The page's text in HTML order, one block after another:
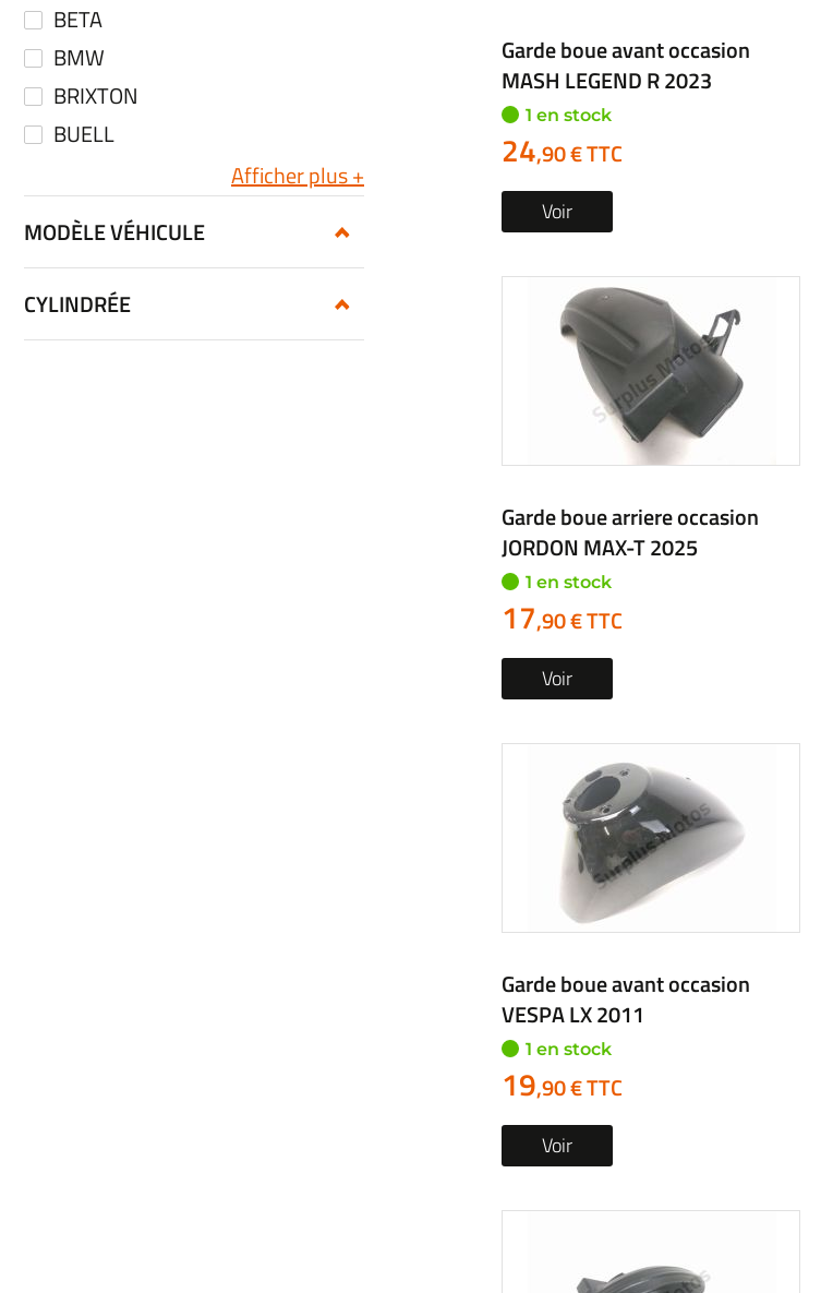
Garde boue avant occasion
MASH LEGEND R 2023
1 en stock
24,90 € TTC
Voir
Garde boue arriere occasion
JORDON MAX-T 2025
1 en stock
17,90 € TTC
Voir
Garde boue avant occasion
VESPA LX 2011
1 en stock
19,90 € TTC
Voir
BETA
BMW
BRIXTON
BUELL
Afficher plus
MODÈLE VÉHICULE
CYLINDRÉE